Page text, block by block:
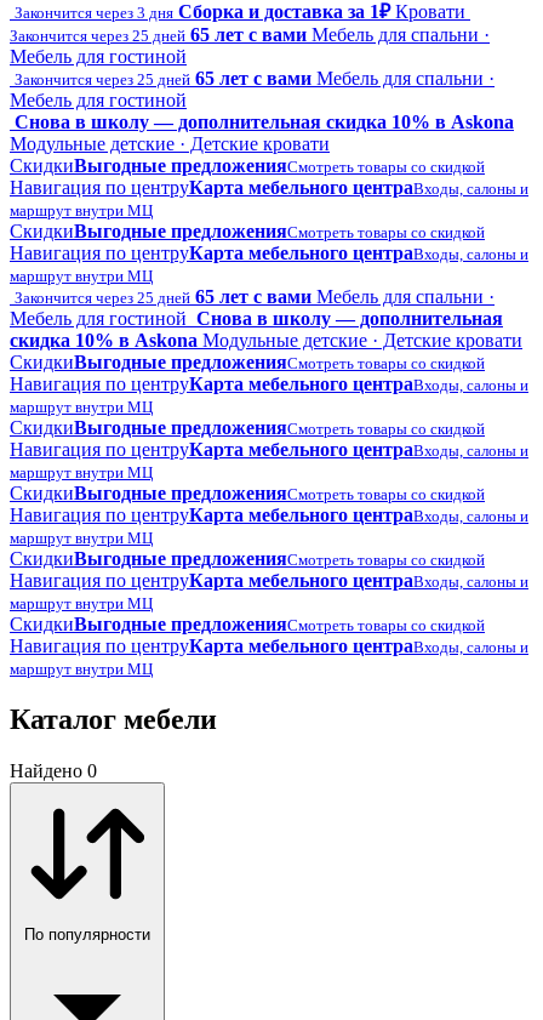
Закончится через 3 дня Сборка и доставка за 1₽ Кровати
Закончится через 25 дней 65 лет с вами Мебель для спальни ·
Мебель для гостиной
Закончится через 25 дней 65 лет с вами Мебель для спальни ·
Мебель для гостиной
Снова в школу — дополнительная скидка 10% в Askona
Модульные детские · Детские кровати
СкидкиВыгодные предложенияСмотреть товары со скидкой
Навигация по центруКарта мебельного центраВходы, салоны и
маршрут внутри МЦ
СкидкиВыгодные предложенияСмотреть товары со скидкой
Навигация по центруКарта мебельного центраВходы, салоны и
маршрут внутри МЦ
Закончится через 25 дней 65 лет с вами Мебель для спальни ·
Мебель для гостиной Снова в школу — дополнительная
скидка 10% в Askona Модульные детские · Детские кровати
СкидкиВыгодные предложенияСмотреть товары со скидкой
Навигация по центруКарта мебельного центраВходы, салоны и
маршрут внутри МЦ
СкидкиВыгодные предложенияСмотреть товары со скидкой
Навигация по центруКарта мебельного центраВходы, салоны и
маршрут внутри МЦ
СкидкиВыгодные предложенияСмотреть товары со скидкой
Навигация по центруКарта мебельного центраВходы, салоны и
маршрут внутри МЦ
СкидкиВыгодные предложенияСмотреть товары со скидкой
Навигация по центруКарта мебельного центраВходы, салоны и
маршрут внутри МЦ
СкидкиВыгодные предложенияСмотреть товары со скидкой
Навигация по центруКарта мебельного центраВходы, салоны и
маршрут внутри МЦ
Каталог мебели
Найдено 0
По популярности